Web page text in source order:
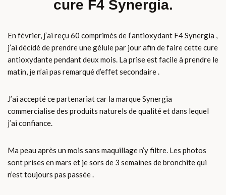
cure F4 Synergia.
En février, j’ai reçu 60 comprimés de l’antioxydant F4 Synergia ,
j’ai décidé de prendre une gélule par jour afin de faire cette cure
antioxydante pendant deux mois. La prise est facile à prendre le
matin, je n’ai pas remarqué d’effet secondaire .
J’ai accepté ce partenariat car la marque Synergia
commercialise des produits naturels de qualité et dans lequel
j’ai confiance.
Ma peau après un mois sans maquillage n’y filtre. Les photos
sont prises en mars et je sors de 3 semaines de bronchite qui
n’est toujours pas passée .